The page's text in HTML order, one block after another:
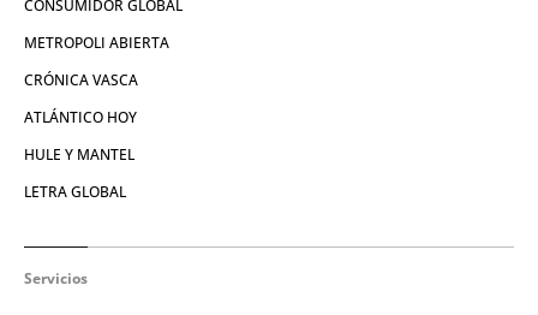
CONSUMIDOR GLOBAL
METROPOLI ABIERTA
CRÓNICA VASCA
ATLÁNTICO HOY
HULE Y MANTEL
LETRA GLOBAL
Servicios